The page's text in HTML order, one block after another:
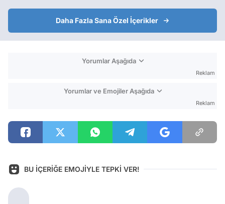
Daha Fazla Sana Özel İçerikler
Yorumlar Aşağıda
Reklam
Yorumlar ve Emojiler Aşağıda
Reklam
BU İÇERİĞE EMOJİYLE TEPKİ VER!